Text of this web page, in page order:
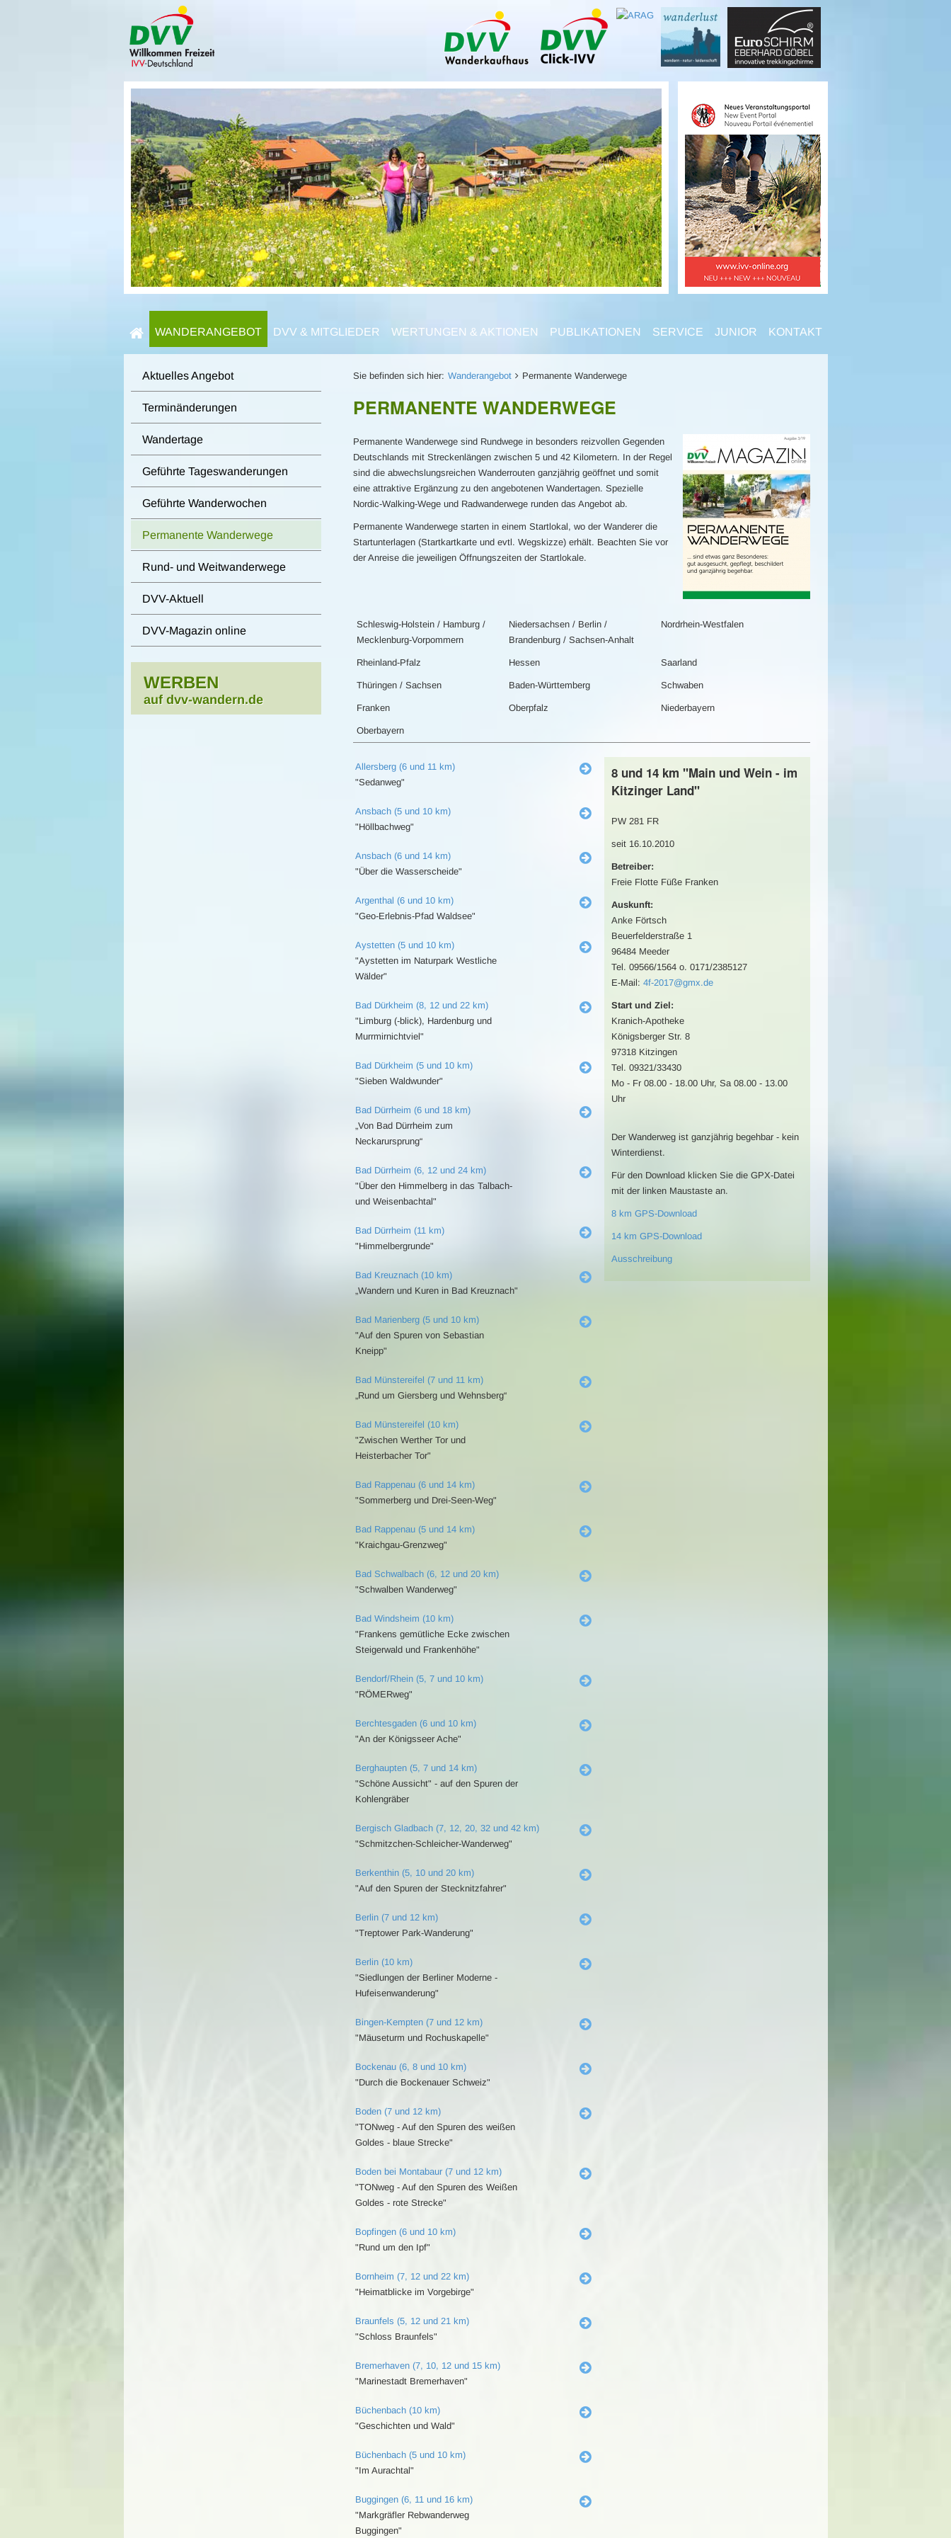
WANDERANGEBOT DVV & MITGLIEDER WERTUNGEN & AKTIONEN PUBLIKATIONEN SERVICE JUNIOR KONTAKT
Sie befinden sich hier: Wanderangebot Permanente Wanderwege
PERMANENTE WANDERWEGE
Permanente Wanderwege sind Rundwege in besonders reizvollen Gegenden
Deutschlands mit Streckenlängen zwischen 5 und 42 Kilometern. In der Regel
sind die abwechslungsreichen Wanderrouten ganzjährig geöffnet und somit
eine attraktive Ergänzung zu den angebotenen Wandertagen. Spezielle
Nordic-Walking-Wege und Radwanderwege runden das Angebot ab.
Permanente Wanderwege starten in einem Startlokal, wo der Wanderer die
Startunterlagen (Startkartkarte und evtl. Wegskizze) erhält. Beachten Sie vor
der Anreise die jeweiligen Öffnungszeiten der Startlokale.
Schleswig-Holstein / Hamburg /
Mecklenburg-Vorpommern
Niedersachsen / Berlin /
Brandenburg / Sachsen-Anhalt
Nordrhein-Westfalen
Rheinland-Pfalz Hessen Saarland
Thüringen / Sachsen Baden-Württemberg Schwaben
Franken Oberpfalz Niederbayern
Oberbayern
Allersberg (6 und 11 km)
"Sedanweg"
Ansbach (5 und 10 km)
"Höllbachweg"
Ansbach (6 und 14 km)
"Über die Wasserscheide"
Argenthal (6 und 10 km)
"Geo-Erlebnis-Pfad Waldsee"
Aystetten (5 und 10 km)
"Aystetten im Naturpark Westliche
Wälder"
Bad Dürkheim (8, 12 und 22 km)
"Limburg (-blick), Hardenburg und
Murrmirnichtviel"
Bad Dürkheim (5 und 10 km)
"Sieben Waldwunder"
Bad Dürrheim (6 und 18 km)
„Von Bad Dürrheim zum
Neckarursprung“
Bad Dürrheim (6, 12 und 24 km)
"Über den Himmelberg in das Talbach-
und Weisenbachtal"
Bad Dürrheim (11 km)
"Himmelbergrunde"
Bad Kreuznach (10 km)
„Wandern und Kuren in Bad Kreuznach"
Bad Marienberg (5 und 10 km)
"Auf den Spuren von Sebastian
Kneipp"
Bad Münstereifel (7 und 11 km)
„Rund um Giersberg und Wehnsberg“
Bad Münstereifel (10 km)
"Zwischen Werther Tor und
Heisterbacher Tor"
Bad Rappenau (6 und 14 km)
"Sommerberg und Drei-Seen-Weg"
Bad Rappenau (5 und 14 km)
"Kraichgau-Grenzweg"
Bad Schwalbach (6, 12 und 20 km)
"Schwalben Wanderweg"
Bad Windsheim (10 km)
"Frankens gemütliche Ecke zwischen
Steigerwald und Frankenhöhe"
Bendorf/Rhein (5, 7 und 10 km)
"RÖMERweg"
Berchtesgaden (6 und 10 km)
"An der Königsseer Ache"
Berghaupten (5, 7 und 14 km)
"Schöne Aussicht" - auf den Spuren der
Kohlengräber
Bergisch Gladbach (7, 12, 20, 32 und 42 km)
"Schmitzchen-Schleicher-Wanderweg"
Berkenthin (5, 10 und 20 km)
"Auf den Spuren der Stecknitzfahrer"
Berlin (7 und 12 km)
"Treptower Park-Wanderung"
Berlin (10 km)
"Siedlungen der Berliner Moderne -
Hufeisenwanderung"
Bingen-Kempten (7 und 12 km)
"Mäuseturm und Rochuskapelle"
Bockenau (6, 8 und 10 km)
"Durch die Bockenauer Schweiz"
Boden (7 und 12 km)
"TONweg - Auf den Spuren des weißen
Goldes - blaue Strecke"
Boden bei Montabaur (7 und 12 km)
"TONweg - Auf den Spuren des Weißen
Goldes - rote Strecke"
Bopfingen (6 und 10 km)
"Rund um den Ipf"
Bornheim (7, 12 und 22 km)
"Heimatblicke im Vorgebirge"
Braunfels (5, 12 und 21 km)
"Schloss Braunfels"
Bremerhaven (7, 10, 12 und 15 km)
"Marinestadt Bremerhaven"
Büchenbach (10 km)
"Geschichten und Wald"
Büchenbach (5 und 10 km)
"Im Aurachtal"
Buggingen (6, 11 und 16 km)
"Markgräfler Rebwanderweg
Buggingen"
8 und 14 km "Main und Wein - im
Kitzinger Land"
PW 281 FR
seit 16.10.2010
Betreiber:
Freie Flotte Füße Franken
Auskunft:
Anke Förtsch
Beuerfelderstraße 1
96484 Meeder
Tel. 09566/1564 o. 0171/2385127
E-Mail: 4f-2017@gmx.de
Start und Ziel:
Kranich-Apotheke
Königsberger Str. 8
97318 Kitzingen
Tel. 09321/33430
Mo - Fr 08.00 - 18.00 Uhr, Sa 08.00 - 13.00
Uhr
Der Wanderweg ist ganzjährig begehbar - kein
Winterdienst.
Für den Download klicken Sie die GPX-Datei
mit der linken Maustaste an.
8 km GPS-Download
14 km GPS-Download
Ausschreibung
Aktuelles Angebot
Terminänderungen
Wandertage
Geführte Tageswanderungen
Geführte Wanderwochen
Permanente Wanderwege
Rund- und Weitwanderwege
DVV-Aktuell
DVV-Magazin online
WERBEN
auf dvv-wandern.de